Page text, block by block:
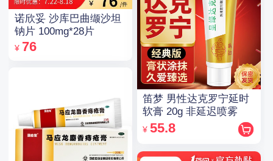
诺欣妥 沙库巴曲缬沙坦
钠片 100mg*28片
¥ 76
笛梦 男性达克罗宁延时
软膏 20g 非延迟喷雾
¥ 55.8